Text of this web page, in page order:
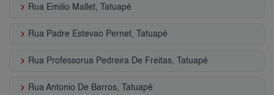
keyboard_arrow_right Rua Emilio Mallet, Tatuapé
keyboard_arrow_right Rua Padre Estevao Pernet, Tatuapé
keyboard_arrow_right Rua Professorua Pedreira De Freitas, Tatuapé
keyboard_arrow_right Rua Antonio De Barros, Tatuapé